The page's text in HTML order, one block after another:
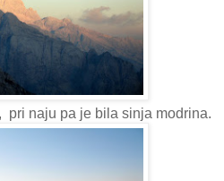
pri naju pa je bila sinja modrina.